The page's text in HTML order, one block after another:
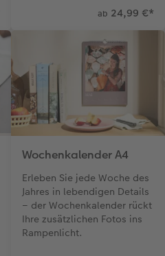
ab 24,99 €*
Wochenkalender A4
Erleben Sie jede Woche des
Jahres in lebendigen Details
– der Wochenkalender rückt
Ihre zusätzlichen Fotos ins
Rampenlicht.